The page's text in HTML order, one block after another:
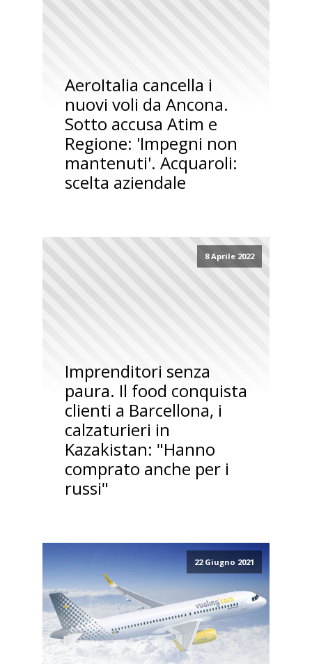
AeroItalia cancella i
nuovi voli da Ancona.
Sotto accusa Atim e
Regione: 'Impegni non
mantenuti'. Acquaroli:
scelta aziendale
8 Aprile 2022
Imprenditori senza
paura. Il food conquista
clienti a Barcellona, i
calzaturieri in
Kazakistan: "Hanno
comprato anche per i
russi"
22 Giugno 2021